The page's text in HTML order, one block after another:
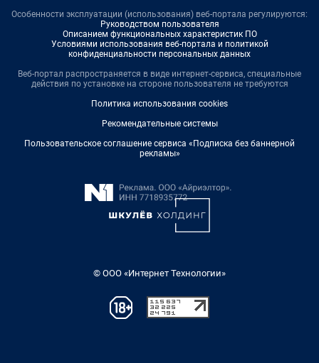
Особенности эксплуатации (использования) веб-портала регулируются:
Руководством пользователя
Описанием функциональных характеристик ПО
Условиями использования веб-портала и политикой
конфиденциальности персональных данных
Веб-портал распространяется в виде интернет-сервиса, специальные
действия по установке на стороне пользователя не требуются
Политика использования cookies
Рекомендательные системы
Пользовательское соглашение сервиса «Подписка без баннерной
рекламы»
© ООО «Интернет Технологии»